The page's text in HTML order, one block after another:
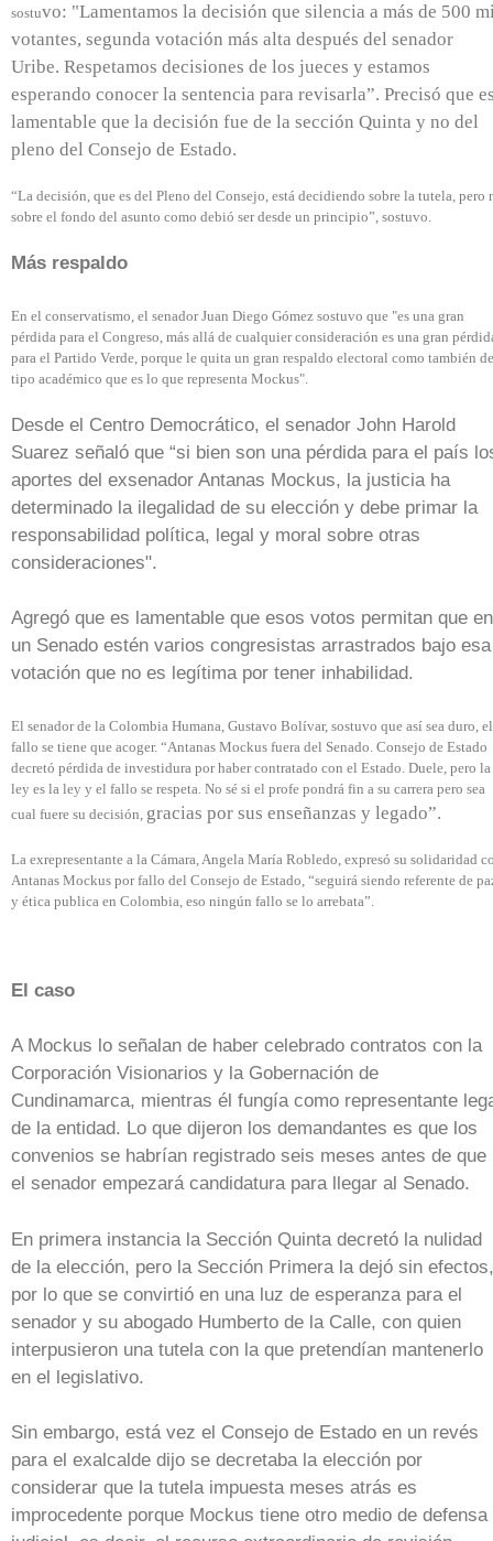
sostuvo: "Lamentamos la decisión que silencia a más de 500
votantes, segunda votación más alta después del senador
Uribe. Respetamos decisiones de los jueces y estamos
esperando conocer la sentencia para revisarla”. Precisó que
lamentable que la decisión fue de la sección Quinta y no del
pleno del Consejo de Estado.
“La decisión, que es del Pleno del Consejo, está decidiendo sobre la tutela, pero
sobre el fondo del asunto como debió ser desde un principio”, sostuvo.
Más respaldo
En el conservatismo, el senador Juan Diego Gómez sostuvo que "es una gran
pérdida para el Congreso, más allá de cualquier consideración es una gran
para el Partido Verde, porque le quita un gran respaldo electoral como también de
tipo académico que es lo que representa Mockus".
Desde el Centro Democrático, el senador John Harold
Suarez señaló que “si bien son una pérdida para el país
aportes del exsenador Antanas Mockus, la justicia ha
determinado la ilegalidad de su elección y debe primar la
responsabilidad política, legal y moral sobre otras
consideraciones".
Agregó que es lamentable que esos votos permitan que en
un Senado estén varios congresistas arrastrados bajo esa
votación que no es legítima por tener inhabilidad.
El senador de la Colombia Humana, Gustavo Bolívar, sostuvo que así sea duro, el
fallo se tiene que acoger. “Antanas Mockus fuera del Senado. Consejo de Estado
decretó pérdida de investidura por haber contratado con el Estado. Duele, pero la
ley es la ley y el fallo se respeta. No sé si el profe pondrá fin a su carrera pero sea
cual fuere su decisión, gracias por sus enseñanzas y legado”.
La exrepresentante a la Cámara, Angela María Robledo, expresó su solidaridad
Antanas Mockus por fallo del Consejo de Estado, “seguirá siendo referente de
y ética publica en Colombia, eso ningún fallo se lo arrebata”.
El caso
A Mockus lo señalan de haber celebrado contratos con la
Corporación Visionarios y la Gobernación de
Cundinamarca, mientras él fungía como representante
de la entidad. Lo que dijeron los demandantes es que los
convenios se habrían registrado seis meses antes de que
el senador empezará candidatura para llegar al Senado.
En primera instancia la Sección Quinta decretó la nulidad
de la elección, pero la Sección Primera la dejó sin efectos,
por lo que se convirtió en una luz de esperanza para el
senador y su abogado Humberto de la Calle, con quien
interpusieron una tutela con la que pretendían mantenerlo
en el legislativo.
Sin embargo, está vez el Consejo de Estado en un revés
para el exalcalde dijo se decretaba la elección por
considerar que la tutela impuesta meses atrás es
improcedente porque Mockus tiene otro medio de defensa